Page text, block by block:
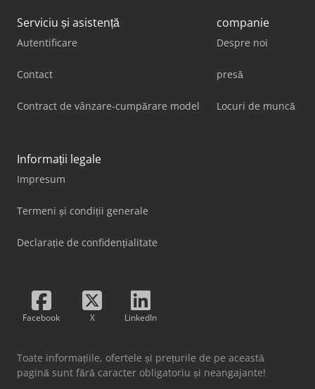
Serviciu și asistență
Autentificare
Contact
Contract de vânzare-cumpărare model
companie
Despre noi
presă
Locuri de muncă
Informații legale
Impresum
Termeni și condiții generale
Declarație de confidențialitate
Facebook X LinkedIn
Toate informațiile, ofertele și prețurile de pe această
pagină sunt fără caracter obligatoriu și neangajante!